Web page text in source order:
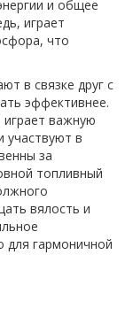
и общее
играет
что
в связке друг с
эффективнее.
важную
участвуют в
за
топливный
вялость и
для гармоничной